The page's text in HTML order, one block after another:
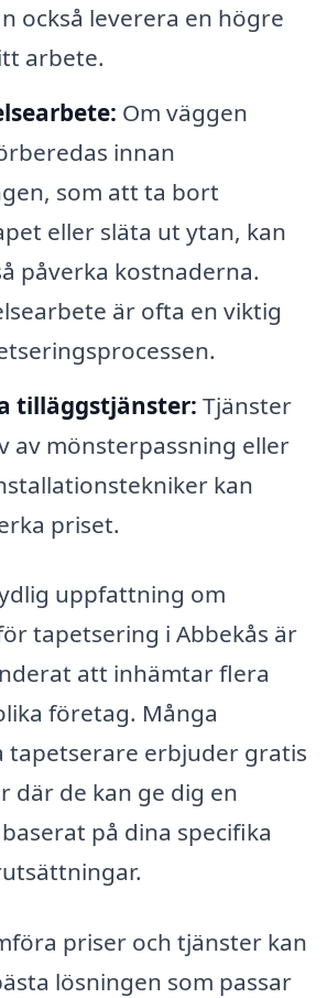
också leverera en högre
arbete.
Om väggen
innan
som att ta bort
eller släta ut ytan, kan
påverka kostnaderna.
är ofta en viktig
tilläggstjänster: Tjänster
av mönsterpassning eller
kan
priset.
uppfattning om
tapetsering i Abbekås är
att inhämtar flera
företag. Många
tapetserare erbjuder gratis
där de kan ge dig en
på dina specifika
priser och tjänster kan
lösningen som passar